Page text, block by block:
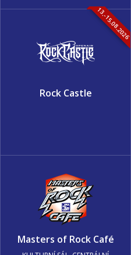
13.-15.08.2026
Rock Castle
Masters of Rock Café